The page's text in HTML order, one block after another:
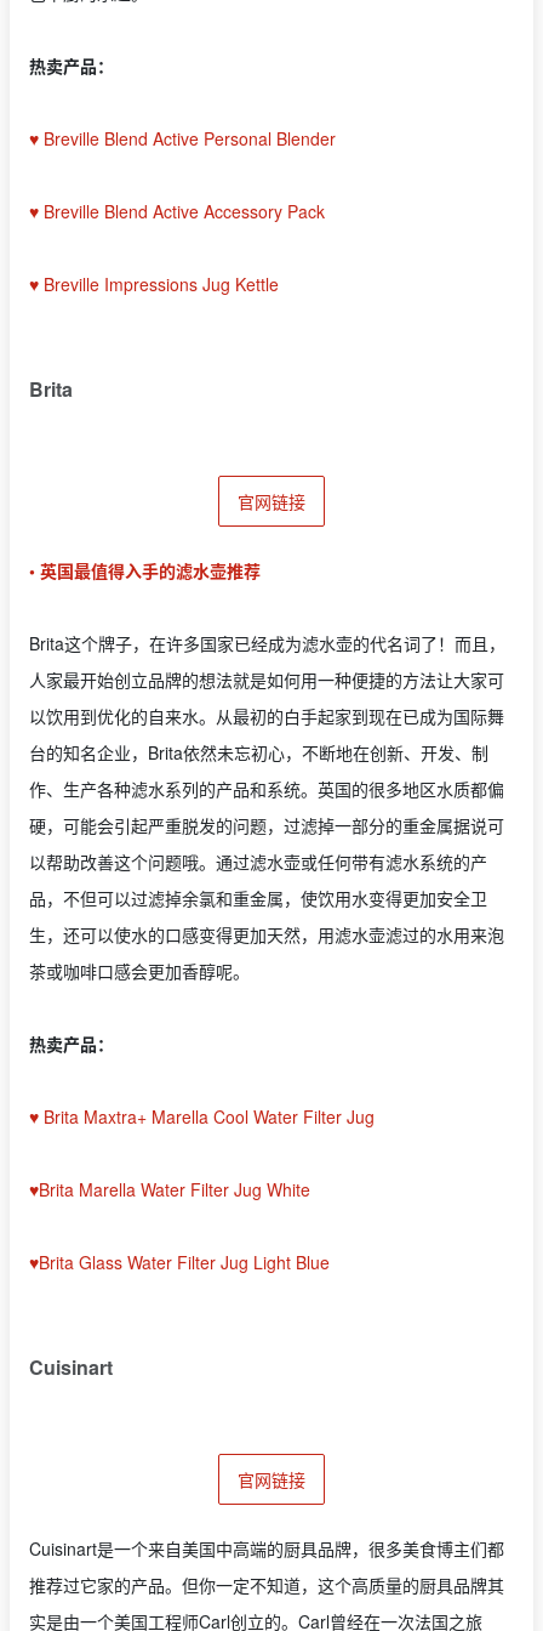
热卖产品：
♥ Breville Blend Active Personal Blender
♥ Breville Blend Active Accessory Pack
♥ Breville Impressions Jug Kettle
Brita
官网链接
• 英国最值得入手的滤水壶推荐
Brita这个牌子，在许多国家已经成为滤水壶的代名词了！而且，
人家最开始创立品牌的想法就是如何用一种便捷的方法让大家可
以饮用到优化的自来水。从最初的白手起家到现在已成为国际舞
台的知名企业，Brita依然未忘初心，不断地在创新、开发、制
作、生产各种滤水系列的产品和系统。英国的很多地区水质都偏
硬，可能会引起严重脱发的问题，过滤掉一部分的重金属据说可
以帮助改善这个问题哦。通过滤水壶或任何带有滤水系统的产
品，不但可以过滤掉余氯和重金属，使饮用水变得更加安全卫
生，还可以使水的口感变得更加天然，用滤水壶滤过的水用来泡
茶或咖啡口感会更加香醇呢。
热卖产品：
♥ Brita Maxtra+ Marella Cool Water Filter Jug
♥Brita Marella Water Filter Jug White
♥Brita Glass Water Filter Jug Light Blue
Cuisinart
官网链接
Cuisinart是一个来自美国中高端的厨具品牌，很多美食博主们都
推荐过它家的产品。但你一定不知道，这个高质量的厨具品牌其
实是由一个美国工程师Carl创立的。Carl曾经在一次法国之旅